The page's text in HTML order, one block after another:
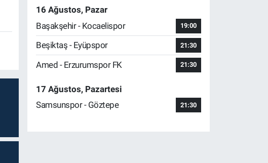
16 Ağustos, Pazar
Başakşehir - Kocaelispor
19:00
Beşiktaş - Eyüpspor 21:30
Amed - Erzurumspor FK 21:30
17 Ağustos, Pazartesi
Samsunspor - Göztepe
21:30